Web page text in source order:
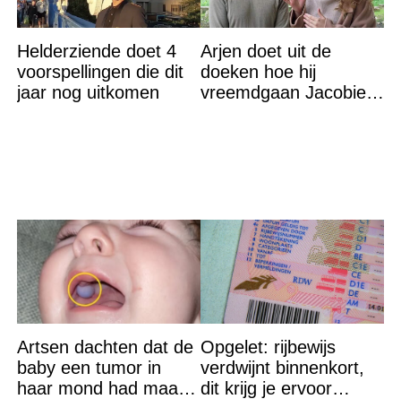
Helderziende doet 4
voorspellingen die dit
jaar nog uitkomen
Arjen doet uit de
doeken hoe hij
vreemdgaan Jacobien
Artsen dachten dat de
baby een tumor in
haar mond had maar
Opgelet: rijbewijs
verdwijnt binnenkort,
dit krijg je ervoor